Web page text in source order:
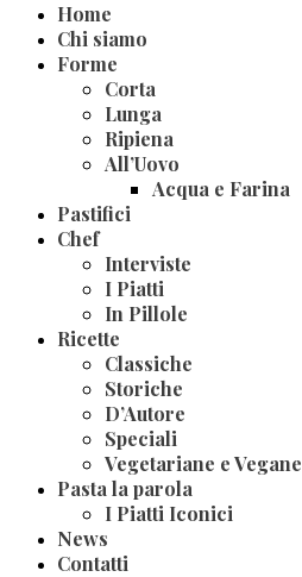
Home
Chi siamo
Forme
Corta
Lunga
Ripiena
All’Uovo
Acqua e Farina
Pastifici
Chef
Interviste
I Piatti
In Pillole
Ricette
Classiche
Storiche
D’Autore
Speciali
Vegetariane e Vegane
Pasta la parola
I Piatti Iconici
News
Contatti